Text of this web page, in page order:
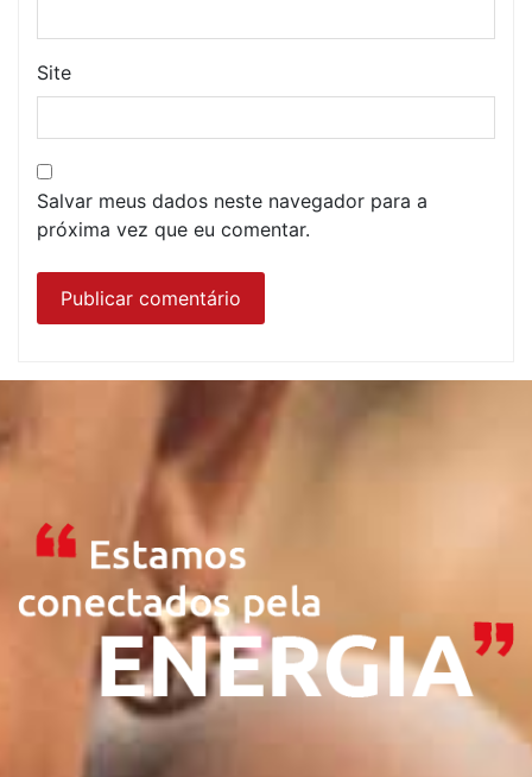
Site
Salvar meus dados neste navegador para a
próxima vez que eu comentar.